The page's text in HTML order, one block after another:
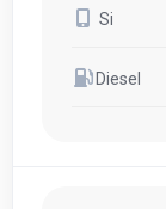
Si
Diesel